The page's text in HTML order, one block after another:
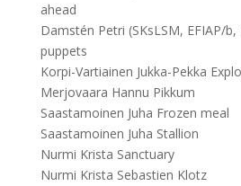
ahead
Damstén Petri (SKsLSM, EFIAP/b,
puppets
Korpi-Vartiainen Jukka-Pekka
Merjovaara Hannu Pikkum
Saastamoinen Juha Frozen meal
Saastamoinen Juha Stallion
Nurmi Krista Sanctuary
Nurmi Krista Sebastien Klotz